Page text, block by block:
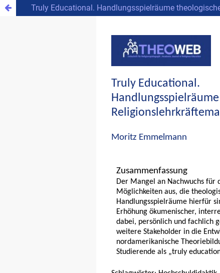
Truly Educational. Handlungsspielräume